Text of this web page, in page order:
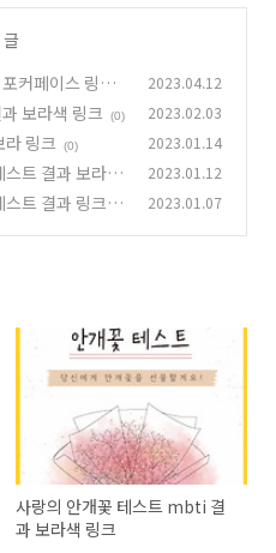
커페이스 링크
2023.04.12
보라색 링크 (0) 2023.02.03
링크 (0) 2023.01.14
트 결과 보라 사
2023.01.12
트 결과 링크 에
2023.01.07
사랑의 안개꽃 테스트 mbti 결
과 보라색 링크